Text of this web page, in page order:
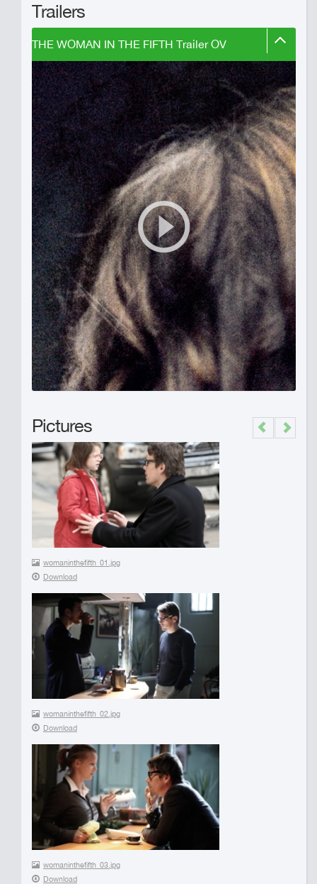
Trailers
THE WOMAN IN THE FIFTH Trailer OV
Pictures
womaninthefifth_01.jpg
Download
womaninthefifth_02.jpg
Download
womaninthefifth_03.jpg
Download
Previous
Next